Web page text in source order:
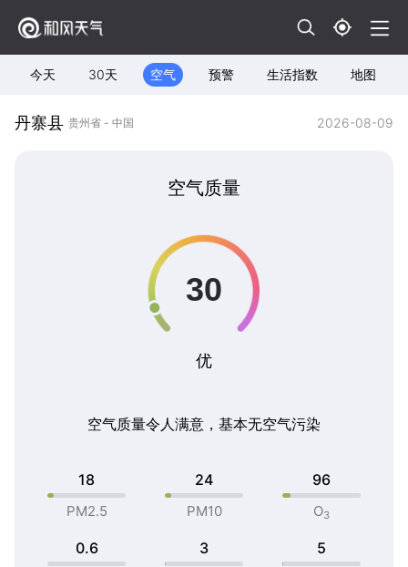
今天 30天 空气 预警 生活指数 地图
丹寨县 贵州省 - 中国 2026-08-09
空气质量
优
空气质量令人满意，基本无空气污染
18
PM2.5
24
PM10
96
O3
0.6 3 5